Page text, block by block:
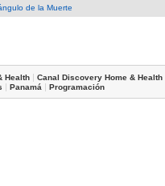
de la Muerte
Health | Canal Discovery Home & Health
| Panamá | Programación